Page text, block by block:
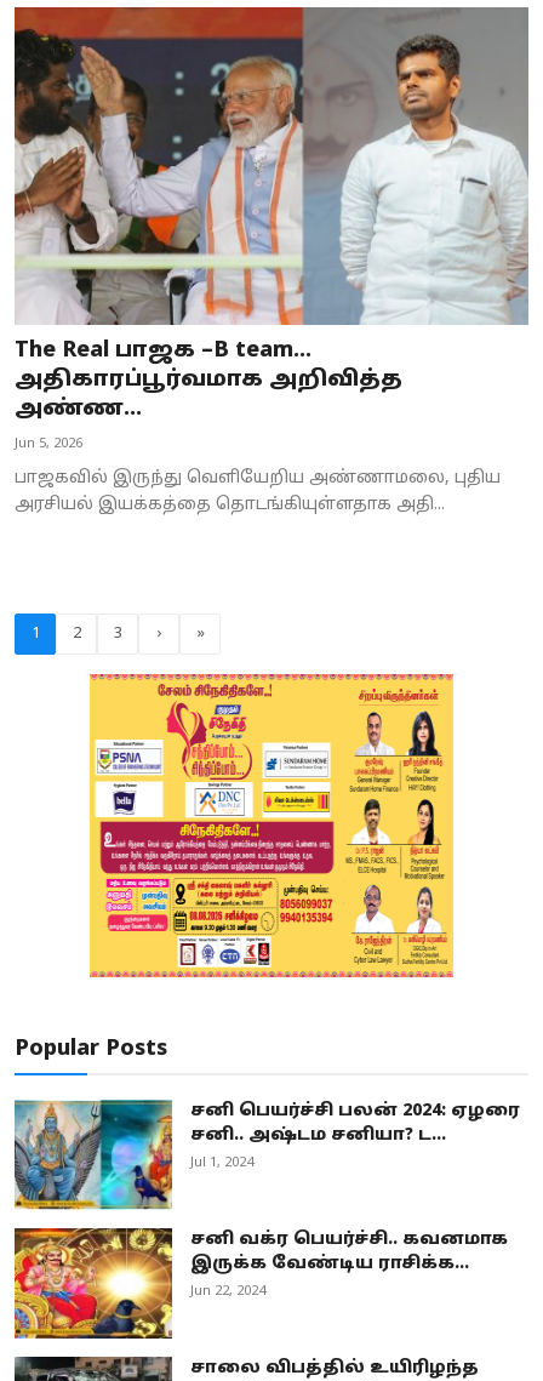
The Real பாஜக –B team...
அதிகாரப்பூர்வமாக அறிவித்த
அண்ண...
Jun 5, 2026
பாஜகவில் இருந்து வெளியேறிய அண்ணாமலை, புதிய
அரசியல் இயக்கத்தை தொடங்கியுள்ளதாக அதி...
1 2 3 › »
Popular Posts
சனி பெயர்ச்சி பலன் 2024: ஏழரை
சனி.. அஷ்டம சனியா? ட...
Jul 1, 2024
சனி வக்ர பெயர்ச்சி.. கவனமாக
இருக்க வேண்டிய ராசிக்க...
Jun 22, 2024
சாலை விபத்தில் உயிரிழந்த